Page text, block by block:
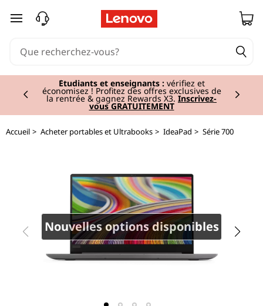
P
a
passer au contenu principal
Étudiants et enseignants :vérifiez et
économisez ! Profitez des offres exclusives de
la rentrée & gagnez Rewards X3. Inscrivez-
vous GRATUITEMENT
Currently displaying item 2 of 3
Accueil > Acheter portables et Ultrabooks > IdeaPad > Série 700
Nouvelles options disponibles